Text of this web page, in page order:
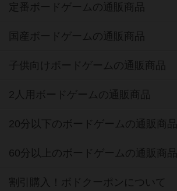
定番ボードゲームの通販商品
国産ボードゲームの通販商品
子供向けボードゲームの通販商品
2人用ボードゲームの通販商品
20分以下のボードゲームの通販商品
60分以上のボードゲームの通販商品
割引購入！ボドクーポンについて